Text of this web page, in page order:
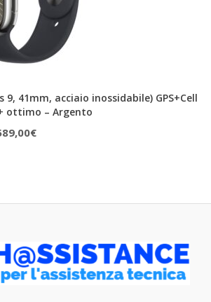
9, 41mm, acciaio inossidabile) GPS+Cell
ottimo – Argento
€Il